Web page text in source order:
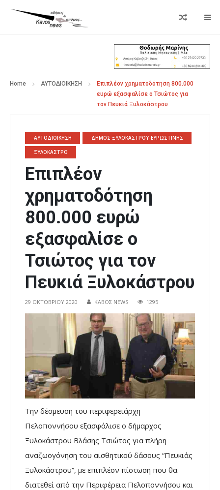
Home ΑΥΤΟΔΙΟΙΚΗΣΗ
Επιπλέον χρηματοδότηση 800.000
ευρώ εξασφαλίσε ο Τσιώτος για
τον Πευκιά Ξυλοκάστρου
ΑΥΤΟΔΙΟΙΚΗΣΗ ΔΗΜΟΣ ΞΥΛΟΚΑΣΤΡΟΥ-ΕΥΡΩΣΤΙΝΗΣ
ΞΥΛΟΚΑΣΤΡΟ
Επιπλέον
χρηματοδότηση
800.000 ευρώ
εξασφαλίσε ο
Τσιώτος για τον
Πευκιά Ξυλοκάστρου
29 ΟΚΤΩΒΡΊΟΥ 2020 ΚΑΒΟΣ NEWS 1295
Την δέσμευση του περιφερειάρχη
Πελοποννήσου εξασφάλισε ο δήμαρχος
Ξυλοκάστρου Βλάσης Τσιώτος για πλήρη
αναζωογόνηση του αισθητικού δάσους “Πευκιάς
Ξυλοκάστρου”, με επιπλέον πίστωση που θα
διατεθεί από την Περιφέρεια Πελοποννήσου και